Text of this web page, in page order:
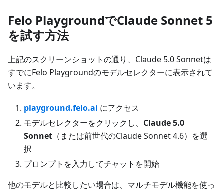
Felo PlaygroundでClaude Sonnet 5
を試す方法
上記のスクリーンショットの通り、Claude 5.0 Sonnetは
すでにFelo Playgroundのモデルセレクターに表示されて
います。
playground.felo.ai にアクセス
モデルセレクターをクリックし、 Claude 5.0
Sonnet （または前世代のClaude Sonnet 4.6）を選
択
プロンプトを入力してチャットを開始
他のモデルと比較したい場合は、マルチモデル機能を使っ